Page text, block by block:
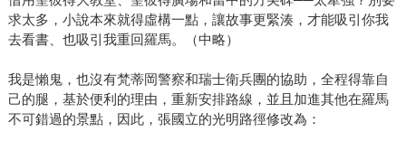
求太多，小說本來就得虛構一點，讓故事更緊湊，才能吸引你我
去看書、也吸引我重回羅馬。（中略）
我是懶鬼，也沒有梵蒂岡警察和瑞士衛兵團的協助，全程得靠自
己的腿，基於便利的理由，重新安排路線，並且加進其他在羅馬
不可錯過的景點，因此，張國立的光明路徑修改為：